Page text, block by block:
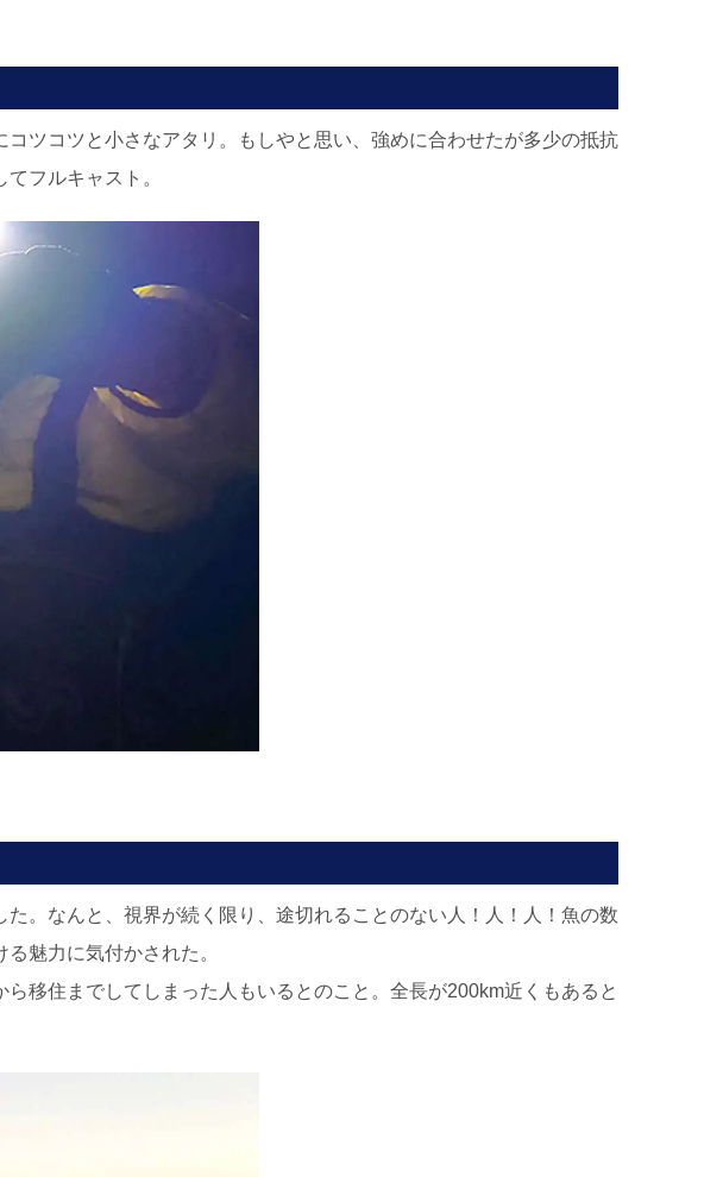
ツコツと小さなアタリ。もしやと思い、強めに合わせたが多少の抵抗
フルキャスト。
。なんと、視界が続く限り、途切れることのない人！人！人！魚の数
魅力に気付かされた。
移住までしてしまった人もいるとのこと。全長が200km近くもあると